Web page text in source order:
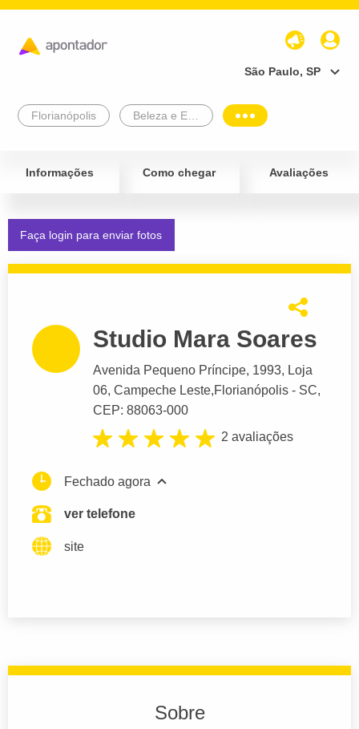
São Paulo, SP
Florianópolis
Informações Como chegar Avaliações
Faça login para enviar fotos
Studio Mara Soares
Avenida Pequeno Príncipe, 1993, Loja
06, Campeche Leste,Florianópolis - SC,
CEP: 88063-000
2 avaliações
Fechado agora
ver telefone
site
Sobre